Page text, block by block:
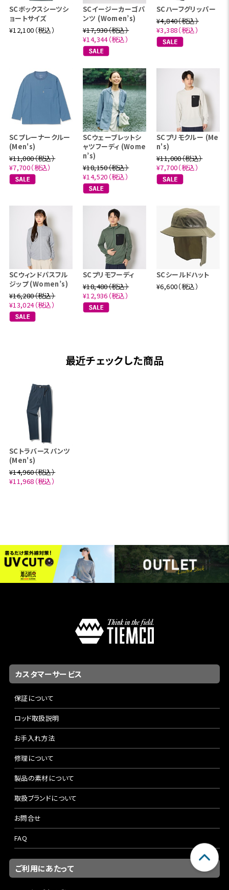
SCボックスシーツシ
ョートサイズ
¥12,100（税込）
SCイージーカーゴパ
ンツ (Women’s)
¥17,930（税込）
¥14,344（税込）
SCハーフグリッパー
¥4,840（税込）
¥3,388（税込）
SCプレーナークルー
(Men's)
¥11,000（税込）
¥7,700（税込）
SCウェーブレットシ
ャツフーディ (Wome
n’s)
¥18,150（税込）
¥14,520（税込）
SCプリモクルー (Me
n's)
¥11,000（税込）
¥7,700（税込）
SCウィンドパスフル
ジップ (Women’s)
¥16,280（税込）
¥13,024（税込）
SCプリモフーディ
¥18,480（税込）
¥12,936（税込）
SCシールドハット
¥6,600（税込）
最近チェックした商品
SCトラバースパンツ
(Men's)
¥14,960（税込）
¥11,968（税込）
カスタマーサービス
保証について
ロッド取扱説明
お手入れ方法
修理について
製品の素材について
取扱ブランドについて
お問合せ
FAQ
ご利用にあたって